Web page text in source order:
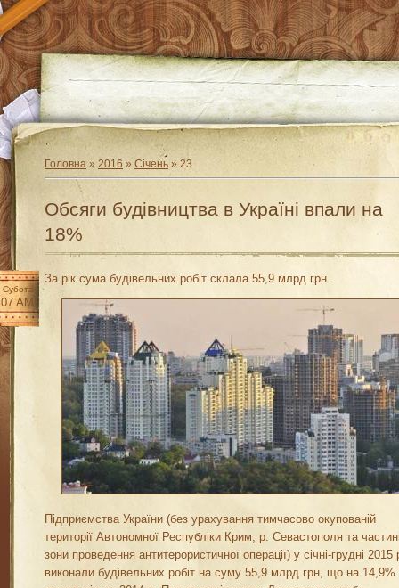
Головна » 2016 » Січень » 23
Обсяги будівництва в Україні впали на
18%
Субота
AM
За рік сума будівельних робіт склала 55,9 млрд грн.
Підприємства України (без урахування тимчасово окупованій
території Автономної Республіки Крим, р. Севастополя та
зони проведення антитерористичної операції) у січні-грудні 2015
виконали будівельних робіт на суму 55,9 млрд грн, що на 14,9%